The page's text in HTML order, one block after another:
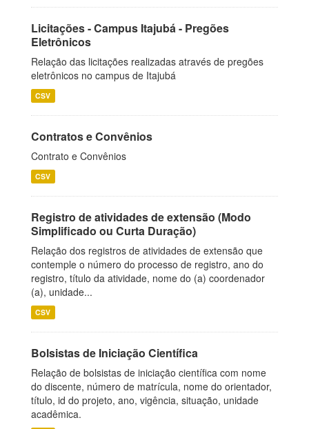
Licitações - Campus Itajubá - Pregões
Eletrônicos
Relação das licitações realizadas através de pregões
eletrônicos no campus de Itajubá
CSV
Contratos e Convênios
Contrato e Convênios
CSV
Registro de atividades de extensão (Modo
Simplificado ou Curta Duração)
Relação dos registros de atividades de extensão que
contemple o número do processo de registro, ano do
registro, título da atividade, nome do (a) coordenador
(a), unidade...
CSV
Bolsistas de Iniciação Científica
Relação de bolsistas de iniciação científica com nome
do discente, número de matrícula, nome do orientador,
título, id do projeto, ano, vigência, situação, unidade
acadêmica.